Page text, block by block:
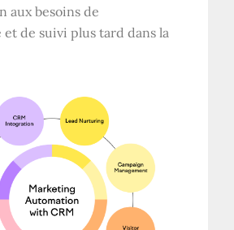
aux besoins de
et de suivi plus tard dans la